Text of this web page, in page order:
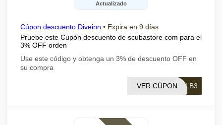
Actualizado
Cúpon descuento Diveinn • Expira en 9 días
Pruebe este Cupón descuento de scubastore com para el
3% OFF orden
Use este código y obtenga un 3% de descuento OFF en
su compra
ELB3
VER CÚPON